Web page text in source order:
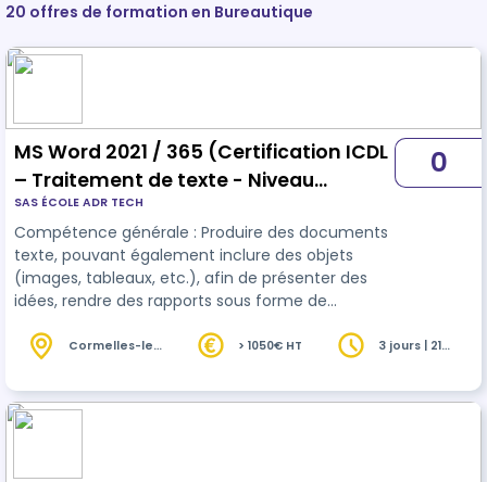
20 offres de formation en Bureautique
MS Word 2021 / 365 (Certification ICDL
– Traitement de texte - Niveau
Standard)
SAS ÉCOLE ADR TECH
Compétence générale : Produire des documents
texte, pouvant également inclure des objets
(images, tableaux, etc.), afin de présenter des
idées, rendre des rapports sous forme de
archiver des données, à l’aide d’un logiciel de
initial.
0
Cormelles-le-
> 1050€ HT
3 jours | 21